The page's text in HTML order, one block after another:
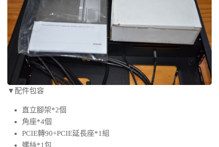
▼配件包容
直立腳架*2個
角座*4個
PCIE轉90+PCIE延長座*1組
螺絲*1包